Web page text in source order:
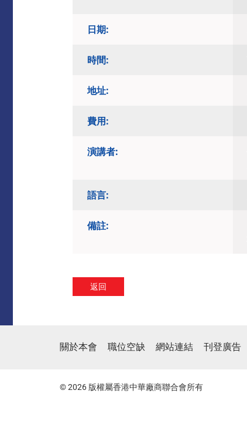
日期:
時間:
地址:
費用:
演講者:
語言:
備註:
返回
關於本會 職位空缺 網站連結 刊登廣告
© 2026 版權屬香港中華廠商聯合會所有